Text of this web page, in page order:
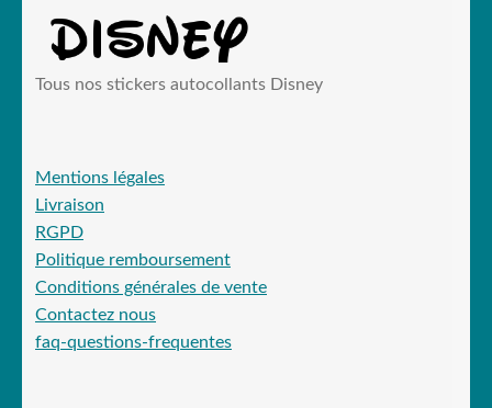
Tous nos stickers autocollants Disney
Mentions légales
Livraison
RGPD
Politique remboursement
Conditions générales de vente
Contactez nous
faq-questions-frequentes